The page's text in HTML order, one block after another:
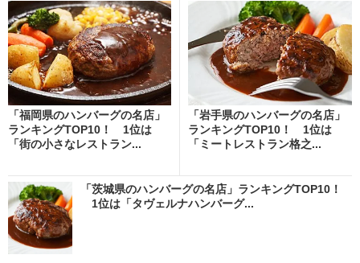
「福岡県のハンバーグの名店」
ランキングTOP10！ 1位は
「街の小さなレストラン...
「岩手県のハンバーグの名店」
ランキングTOP10！ 1位は
「ミートレストラン格之...
「茨城県のハンバーグの名店」ランキングTOP10！
1位は「タヴェルナハンバーグ...